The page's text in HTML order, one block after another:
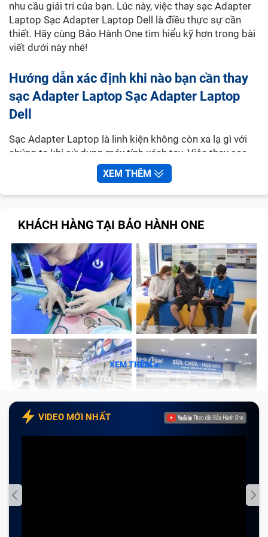
nhu cầu giải trí của bạn. Lúc này, việc thay sạc Adapter
Laptop Sạc Adapter Laptop Dell là điều thực sự cần
thiết. Hãy cùng Bảo Hành One tìm hiểu kỹ hơn trong bài
viết dưới này nhé!
Hướng dẫn xác định khi nào bạn cần thay
sạc Adapter Laptop Sạc Adapter Laptop
Dell
Sạc Adapter Laptop là linh kiện không còn xa lạ gì với
chúng ta khi sử dụng máy tính xách tay. Việc thay sạc
Sạc Adapter Laptop Dell đúng thời điểm là rất điều cần
thiết để an toàn cho cả người sử dụng và thiết bi. Một
số dấu hiệu dưới đây sẽ cho bạn biết đã đến lúc phải
Cắm sạc vào Laptop nhưng thiết bị không nhận: Nếu
gặp trường hợp này, chưa hẳn là phải thay sạc vì cũng
có thể do chân sạc bị gãy, ổ cắm không có điện,….Do
vậy, hãy thử sử dụng một sạc cùng loại khác xem nó
có nhận không, nếu sạc vào và máy hoạt động bình
thường thì chính lúc này sạc Laptop của bạn đã bị
hỏng.
Đứt dây sạc: phần lõi đồng bên trong của sạc bị đứt,
lúc này bạn cần thay mới sạc Adapter.
Lớp vỏ bọc nhựa bọc bên ngoài bị phồng lên và nứt
ra: đây cũng được xem là một trong những dấu hiệu
thay sạc Adapter mới cho Laptop để tránh trường
hợp bị chập, cháy.
XEM THÊM
KHÁCH HÀNG TẠI BẢO HÀNH ONE
XEM THÊM
VIDEO MỚI NHẤT